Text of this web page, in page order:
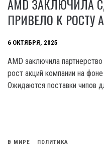
AMD ЗАКЛЮЧИЛА
ПРИВЕЛО К
6 ОКТЯБРЯ, 2025
AMD заключила
рост акций компании на
Ожидаются поставки чипов
В МИРЕ ПОЛИТИКА